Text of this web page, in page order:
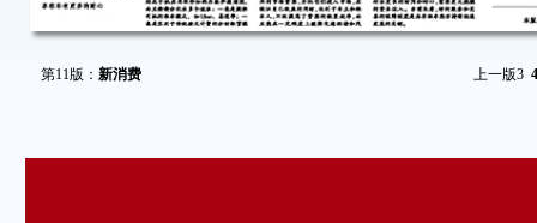
第11版： 新消费 上一版3 4